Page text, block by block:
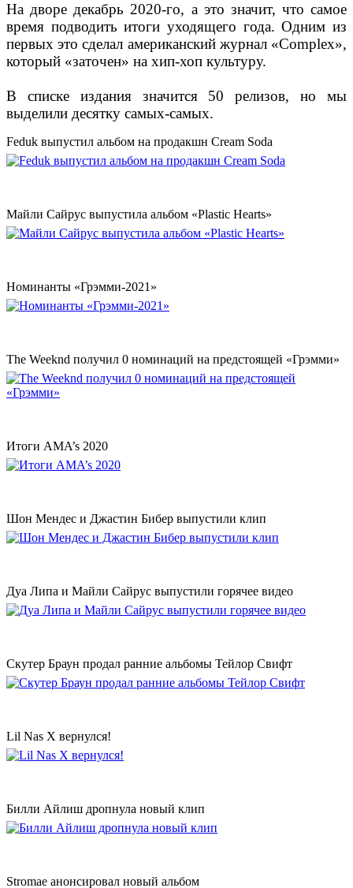
На дворе декабрь 2020-го, а это значит, что самое
время подводить итоги уходящего года. Одним из
первых это сделал американский журнал «Complex»,
который «заточен» на хип-хоп культуру.
В списке издания значится 50 релизов, но мы
выделили десятку самых-самых.
Feduk выпустил альбом на продакшн Cream Soda
Майли Сайрус выпустила альбом «Plastic Hearts»
Номинанты «Грэмми-2021»
The Weeknd получил 0 номинаций на предстоящей «Грэмми»
Итоги AMA’s 2020
Шон Мендес и Джастин Бибер выпустили клип
Дуа Липа и Майли Сайрус выпустили горячее видео
Скутер Браун продал ранние альбомы Тейлор Свифт
Lil Nas X вернулся!
Билли Айлиш дропнула новый клип
Stromae анонсировал новый альбом